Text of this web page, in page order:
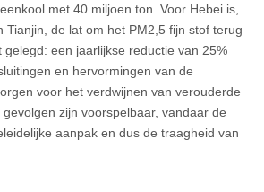
met 40 miljoen ton. Voor Hebei is,
Tianjin, de lat om het PM2,5 fijn stof terug
een jaarlijkse reductie van 25%
en hervormingen van de
voor het verdwijnen van verouderde
zijn voorspelbaar, vandaar de
aanpak en dus de traagheid van